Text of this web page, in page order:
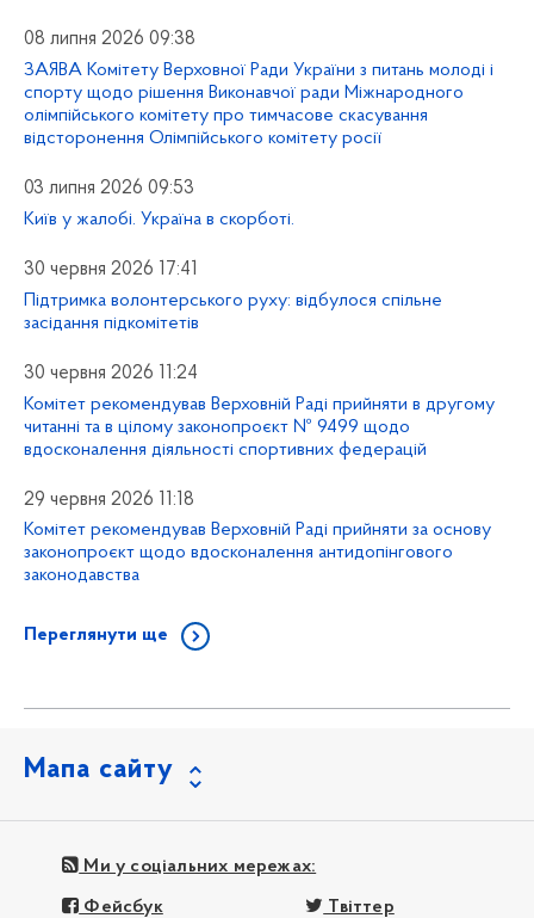
08 липня 2026 09:38
ЗАЯВА Комітету Верховної Ради України з питань молоді і
спорту щодо рішення Виконавчої ради Міжнародного
олімпійського комітету про тимчасове скасування
відсторонення Олімпійського комітету росії
03 липня 2026 09:53
Київ у жалобі. Україна в скорботі.
30 червня 2026 17:41
Підтримка волонтерського руху: відбулося спільне
засідання підкомітетів
30 червня 2026 11:24
Комітет рекомендував Верховній Раді прийняти в другому
читанні та в цілому законопроєкт № 9499 щодо
вдосконалення діяльності спортивних федерацій
29 червня 2026 11:18
Комітет рекомендував Верховній Раді прийняти за основу
законопроєкт щодо вдосконалення антидопінгового
законодавства
Переглянути ще
Мапа сайту
Ми у соціальних мережах:
Фейсбук Твіттер